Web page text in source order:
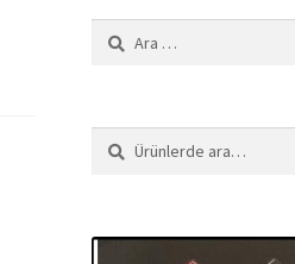
Arama:
Ara:
Ara